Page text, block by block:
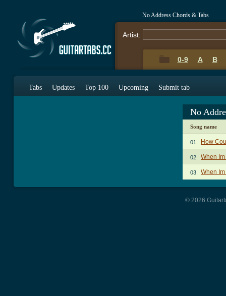
No Address Chords & Tabs
Artist:
0-9 A B
Tabs Updates Top 100 Upcoming Submit tab
No
Song name
01. How
02. When
03. When
© 2026